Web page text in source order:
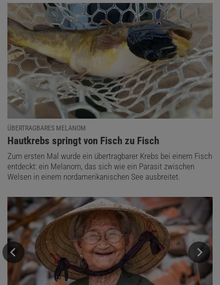
ÜBERTRAGBARES MELANOM
:
Hautkrebs springt von Fisch zu Fisch
Zum ersten Mal wurde ein übertragbarer Krebs bei einem Fisch
entdeckt: ein Melanom, das sich wie ein Parasit zwischen
Welsen in einem nordamerikanischen See ausbreitet.